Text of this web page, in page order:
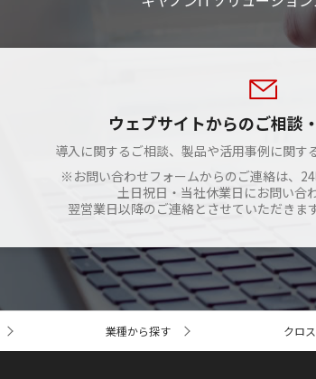
ウェブサイトからのご相談
導入に関するご相談、製品や活用事例に関す
※お問い合わせフォームからのご連絡は、
土日祝日・当社休業日にお問い合
翌営業日以降のご連絡とさせていただきま
業種から探す クロ